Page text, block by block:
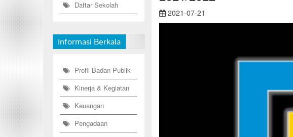
Daftar Sekolah
Informasi Berkala
Profil Badan Publik
Kinerja & Kegiatan
Keuangan
Pengadaan
2021-07-21